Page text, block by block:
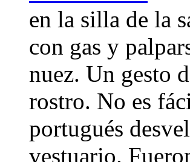
en la silla de la
con gas y
nuez. Un gesto
rostro. No es
portugués
vestuario.